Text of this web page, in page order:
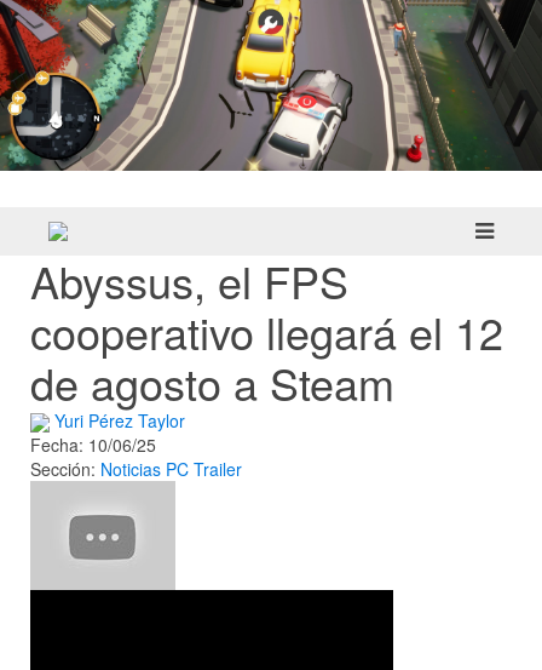
Abyssus, el FPS
cooperativo llegará el 12
de agosto a Steam
Yuri Pérez Taylor
Fecha: 10/06/25
Sección: Noticias PC Trailer